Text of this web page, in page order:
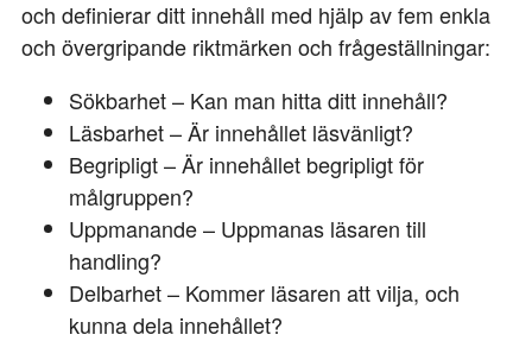
och definierar ditt innehåll med hjälp av fem enkla
och övergripande riktmärken och frågeställningar:
Sökbarhet – Kan man hitta ditt innehåll?
Läsbarhet – Är innehållet läsvänligt?
Begripligt – Är innehållet begripligt för
målgruppen?
Uppmanande – Uppmanas läsaren till
handling?
Delbarhet – Kommer läsaren att vilja, och
kunna dela innehållet?